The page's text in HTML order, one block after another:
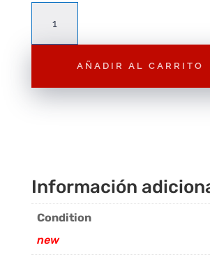
Colección
Samurai"
AÑADIR AL CARRITO
Información
Condition
new